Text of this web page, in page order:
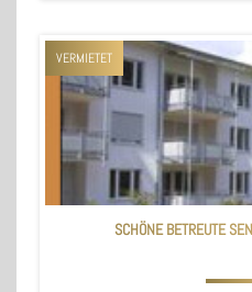
VERMIETET
SCHÖNE BETREUTE